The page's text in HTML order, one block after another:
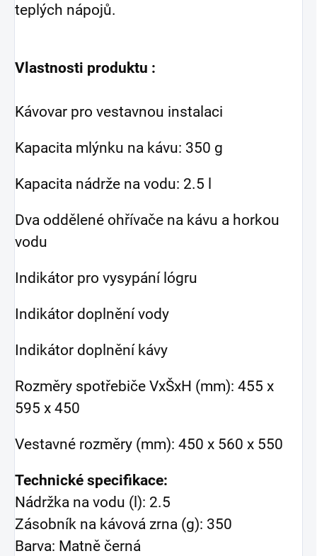
teplých nápojů.
Vlastnosti produktu :
Kávovar pro vestavnou instalaci
Kapacita mlýnku na kávu: 350 g
Kapacita nádrže na vodu: 2.5 l
Dva oddělené ohřívače na kávu a horkou
vodu
Indikátor pro vysypání lógru
Indikátor doplnění vody
Indikátor doplnění kávy
Rozměry spotřebiče VxŠxH (mm): 455 x
595 x 450
Vestavné rozměry (mm): 450 x 560 x 550
Technické specifikace:
Nádržka na vodu (l): 2.5
Zásobník na kávová zrna (g): 350
Barva: Matně černá